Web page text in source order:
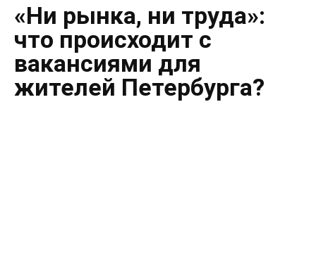
«Ни рынка, ни труда»:
что происходит с
вакансиями для
жителей Петербурга?